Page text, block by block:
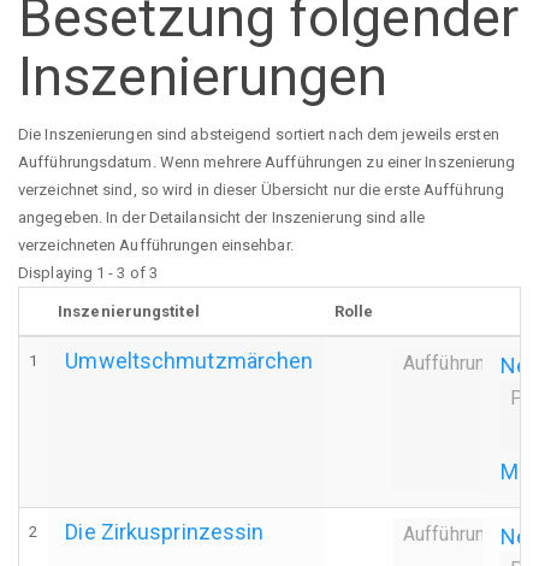
Besetzung folgender
Inszenierungen
Die Inszenierungen sind absteigend sortiert nach dem jeweils ersten
Aufführungsdatum. Wenn mehrere Aufführungen zu einer Inszenierung
verzeichnet sind, so wird in dieser Übersicht nur die erste Aufführung
angegeben. In der Detailansicht der Inszenierung sind alle
verzeichneten Aufführungen einsehbar.
Displaying 1 - 3 of 3
Inszenierungstitel Rolle
1 Umweltschmutzmärchen Aufführung
2 Die Zirkusprinzessin Aufführung